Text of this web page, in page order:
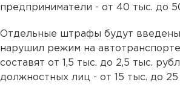
предприниматели - от 40 тыс. до
Отдельные штрафы будут введены
нарушил режим на
составят от 1,5 тыс. до 2,5 тыс.
должностных лиц - от 15 тыс. до 25